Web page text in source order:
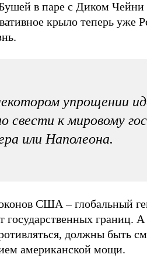
в паре с Диком Чейни
крыло теперь уже
упрощении
свести к мировому
или Наполеона.
США – глобальный
государственных границ.
должны быть
американской мощи.